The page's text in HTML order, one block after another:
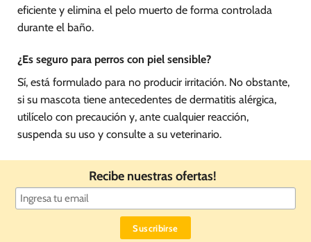
eficiente y elimina el pelo muerto de forma controlada
durante el baño.
¿Es seguro para perros con piel sensible?
Sí, está formulado para no producir irritación. No obstante,
si su mascota tiene antecedentes de dermatitis alérgica,
utilícelo con precaución y, ante cualquier reacción,
suspenda su uso y consulte a su veterinario.
Recibe nuestras ofertas!